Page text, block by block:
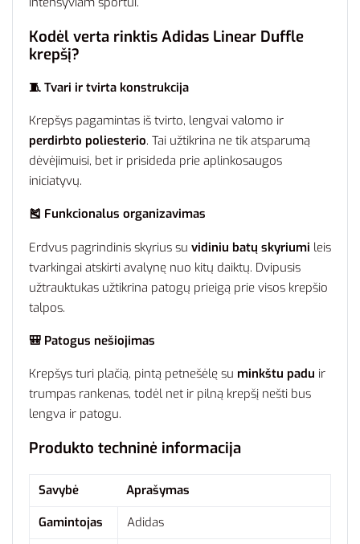
Kodėl verta rinktis Adidas Linear Duffle
krepšį?
🧵 Tvari ir tvirta konstrukcija
Krepšys pagamintas iš tvirto, lengvai valomo ir
perdirbto poliesterio. Tai užtikrina ne tik atsparumą
dėvėjimuisi, bet ir prisideda prie aplinkosaugos
iniciatyvų.
🎽 Funkcionalus organizavimas
Erdvus pagrindinis skyrius su vidiniu batų skyriumi leis
tvarkingai atskirti avalynę nuo kitų daiktų. Dvipusis
užtrauktukas užtikrina patogų prieigą prie visos krepšio
talpos.
🎒 Patogus nešiojimas
Krepšys turi plačią, pintą petnešėlę su minkštu padu ir
trumpas rankenas, todėl net ir pilną krepšį nešti bus
lengva ir patogu.
Produkto techninė informacija
Savybė
Aprašymas
Gamintojas
Adidas